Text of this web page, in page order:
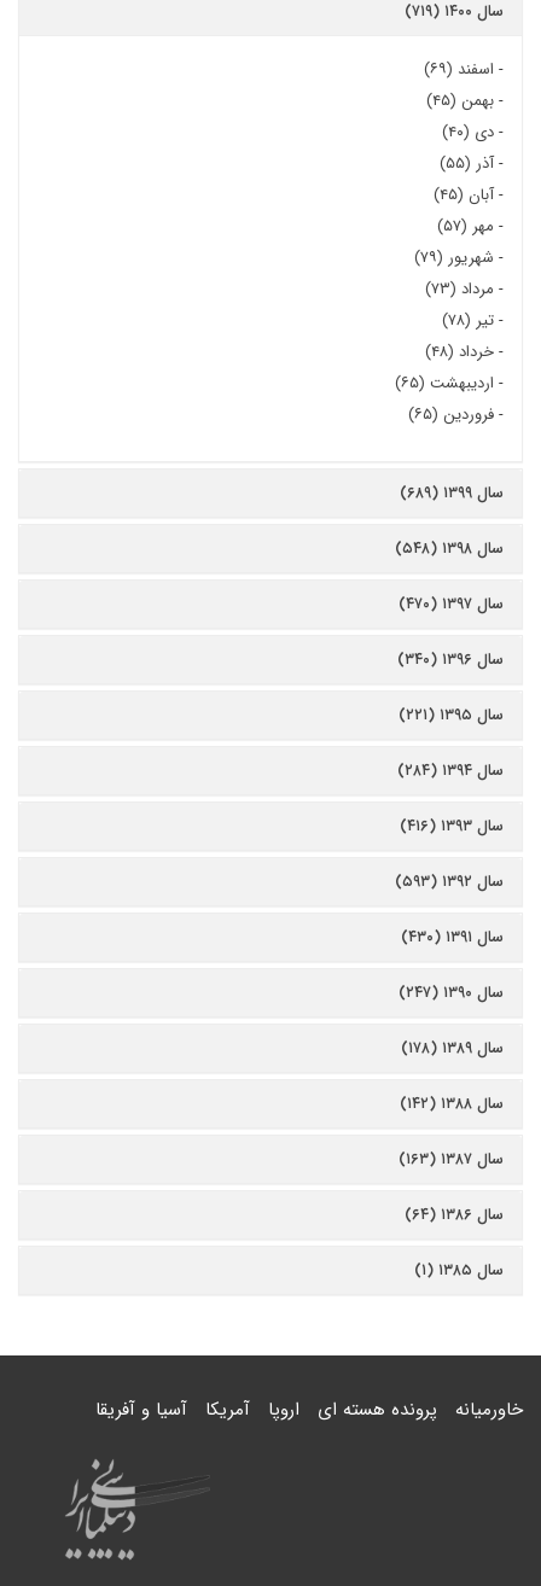
سال ۱۴۰۰ (۷۱۹)
- اسفند (۶۹)
-بهمن (۴۵)
-دی (۴۰)
-آذر (۵۵)
-آبان (۴۵)
- مهر (۵۷)
- شهریور (۷۹)
- مرداد (۷۳)
-تیر (۷۸)
-خرداد (۴۸)
- اردیبهشت (۶۵)
-فروردین (۶۵)
سال ۱۳۹۹ (۶۸۹)
سال ۱۳۹۸ (۵۴۸)
سال ۱۳۹۷ (۴۷۰)
سال ۱۳۹۶ (۳۴۰)
سال ۱۳۹۵ (۲۲۱)
سال ۱۳۹۴ (۲۸۴)
سال ۱۳۹۳ (۴۱۶)
سال ۱۳۹۲ (۵۹۳)
سال ۱۳۹۱ (۴۳۰)
سال ۱۳۹۰ (۲۴۷)
سال ۱۳۸۹ (۱۷۸)
سال ۱۳۸۸ (۱۴۲)
سال ۱۳۸۷ (۱۶۳)
سال ۱۳۸۶ (۶۴)
سال ۱۳۸۵ (۱)
خاورمیانه پرونده هسته ای اروپا آمریکا آسیا و آفریقا